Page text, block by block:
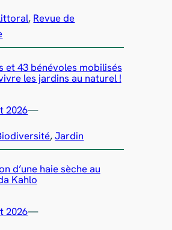
, Revue de
et 43 bénévoles mobilisés
les jardins au naturel !
2026—
, Jardin
d’une haie sèche au
Kahlo
2026—